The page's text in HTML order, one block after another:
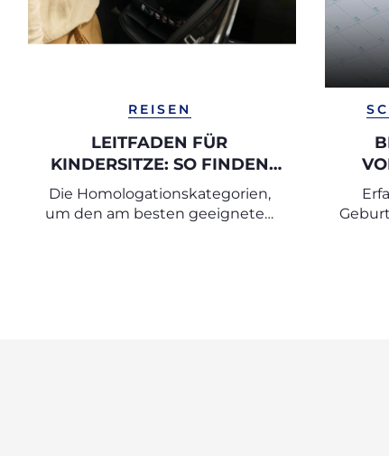
REISEN
LEITFADEN FÜR
KINDERSITZE: SO FINDEN
SIE DEN PASSENDEN
AUTOKINDERSITZ
Die Homologationskategorien,
um den am besten geeigneten